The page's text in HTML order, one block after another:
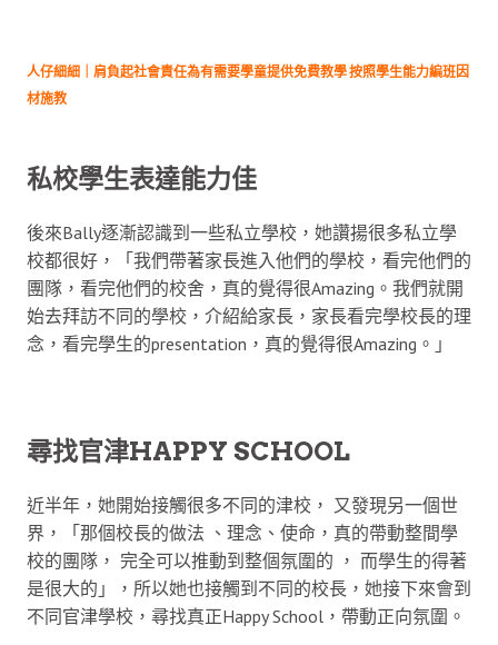
人仔細細｜肩負起社會責任為有需要學童提供免費教學 按照學生能力編班因
材施教
私校學生表達能力佳
後來Bally逐漸認識到一些私立學校，她讚揚很多私立學
校都很好，「我們帶著家長進入他們的學校，看完他們的
團隊，看完他們的校舍，真的覺得很Amazing。我們就開
始去拜訪不同的學校，介紹給家長，家長看完學校長的理
念，看完學生的presentation，真的覺得很Amazing。」
尋找官津HAPPY SCHOOL
近半年，她開始接觸很多不同的津校， 又發現另一個世
界，「那個校長的做法 、理念、使命，真的帶動整間學
校的團隊， 完全可以推動到整個氛圍的 ， 而學生的得著
是很大的」，所以她也接觸到不同的校長，她接下來會到
不同官津學校，尋找真正Happy School，帶動正向氛圍。